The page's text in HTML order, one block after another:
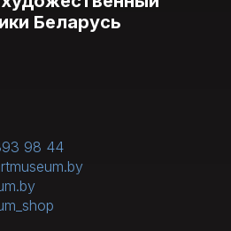
Беларусь
98 44